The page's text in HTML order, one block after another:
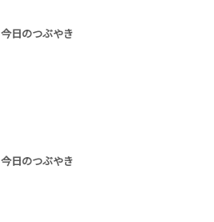
今日のつぶやき
今日のつぶやき